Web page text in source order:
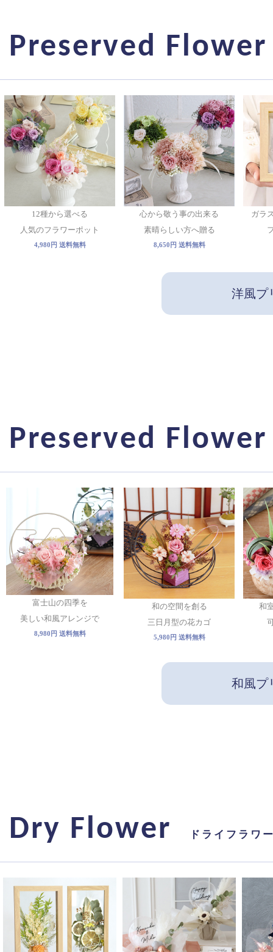
Preserved
12種から選べる
人気のフラワーポット
4,980円 送料無料
心から敬う事の出来る
素晴らしい方へ贈る
8,650円 送料無料
ガラ
洋風プ
Preserved
富士山の四季を
美しい和風アレンジで
8,980円 送料無料
和の空間を創る
三日月型の花カゴ
5,980円 送料無料
和
和風プ
Dry Flower ドライフラワ